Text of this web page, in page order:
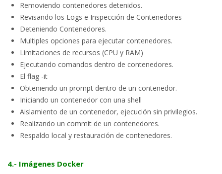
Removiendo contenedores detenidos.
Revisando los Logs e Inspección de Contenedores
Deteniendo Contenedores.
Multiples opciones para ejecutar contenedores.
Limitaciones de recursos (CPU y RAM)
Ejecutando comandos dentro de contenedores.
El flag -it
Obteniendo un prompt dentro de un contenedor.
Iniciando un contenedor con una shell
Aislamiento de un contenedor, ejecución sin privilegios.
Realizando un commit de un contenedores.
Respaldo local y restauración de contenedores.
4.- Imágenes Docker